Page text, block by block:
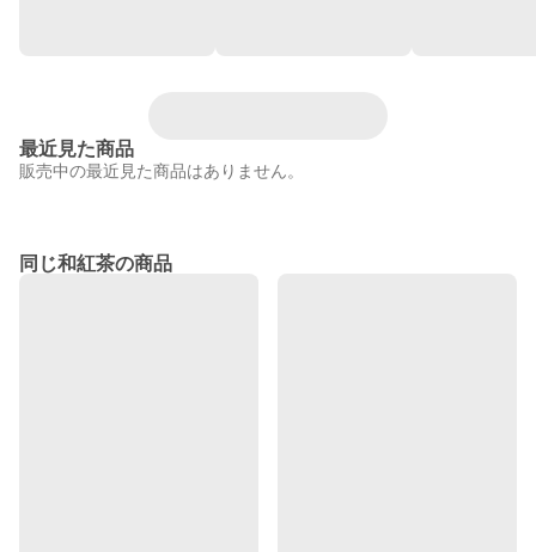
最近見た商品
販売中の最近見た商品はありません。
同じ和紅茶の商品